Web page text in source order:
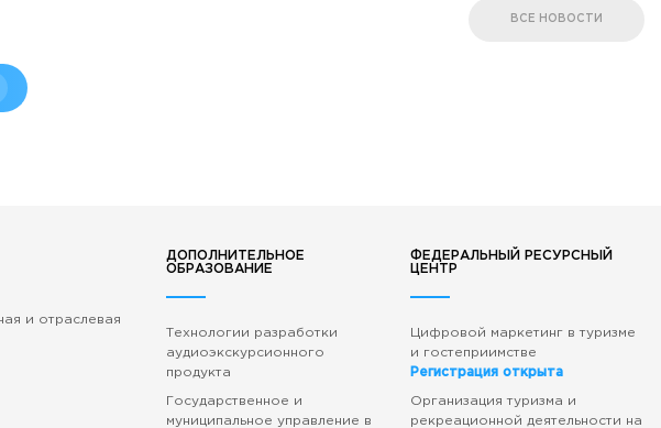
ВСЕ НОВОСТИ
и отраслевая
ДОПОЛНИТЕЛЬНОЕ
ОБРАЗОВАНИЕ
Технологии разработки
аудиоэкскурсионного
продукта
Государственное и
муниципальное управление в
ФЕДЕРАЛЬНЫЙ РЕСУРСНЫЙ
ЦЕНТР
Цифровой маркетинг в туризме
и гостеприимстве
Регистрация открыта
Организация туризма и
рекреационной деятельности на